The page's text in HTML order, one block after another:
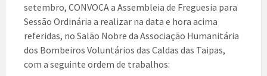
setembro, CONVOCA a Assembleia de Freguesia para
Sessão Ordinária a realizar na data e hora acima
referidas, no Salão Nobre da Associação Humanitária
dos Bombeiros Voluntários das Caldas das Taipas,
com a seguinte ordem de trabalhos: